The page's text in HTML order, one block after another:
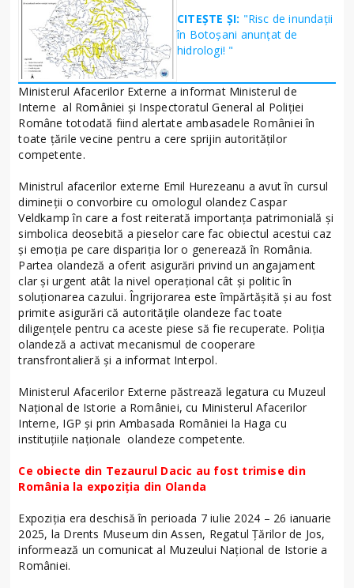
CITEȘTE ȘI: "Risc de inundații
în Botoșani anunțat de
hidrologi! "
Ministerul Afacerilor Externe a informat Ministerul de
Interne al României și Inspectoratul General al Poliției
Române totodată fiind alertate ambasadele României în
toate țările vecine pentru a cere sprijin autorităților
competente.
Ministrul afacerilor externe Emil Hurezeanu a avut în cursul
dimineții o convorbire cu omologul olandez Caspar
Veldkamp în care a fost reiterată importanța patrimonială și
simbolica deosebită a pieselor care fac obiectul acestui caz
și emoția pe care dispariția lor o generează în România.
Partea olandeză a oferit asigurări privind un angajament
clar și urgent atât la nivel operațional cât și politic în
soluționarea cazului. Îngrijorarea este împărtășită și au fost
primite asigurări că autoritățile olandeze fac toate
diligențele pentru ca aceste piese să fie recuperate. Poliția
olandeză a activat mecanismul de cooperare
transfrontalieră și a informat Interpol.
Ministerul Afacerilor Externe păstrează legatura cu Muzeul
Național de Istorie a României, cu Ministerul Afacerilor
Interne, IGP și prin Ambasada României la Haga cu
instituțiile naționale olandeze competente.
Ce obiecte din Tezaurul Dacic au fost trimise din
România la expoziția din Olanda
Expoziția era deschisă în perioada 7 iulie 2024 – 26 ianuarie
2025, la Drents Museum din Assen, Regatul Țărilor de Jos,
informează un comunicat al Muzeului Național de Istorie a
României.